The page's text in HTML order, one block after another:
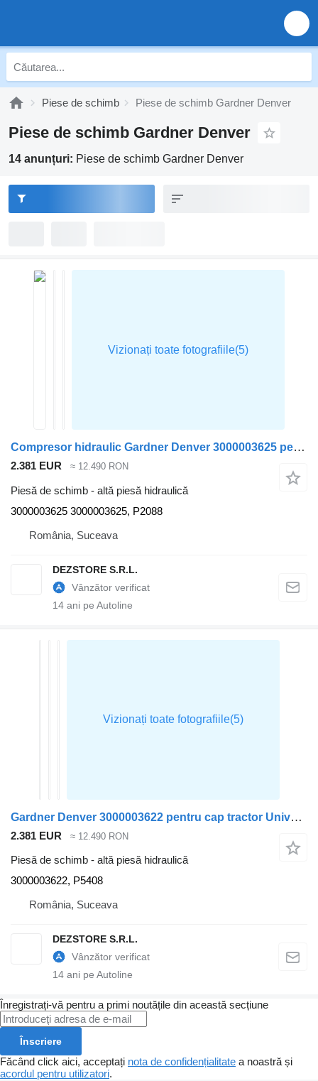
Piese de schimb Piese de schimb Gardner Denver
Piese de schimb Gardner Denver
14 anunțuri: Piese de schimb Gardner Denver
Compresor hidraulic Gardner Denver 3000003625 pentru cap tractor MAN TGX
2.381 EUR ≈ 12.490 RON
Piesă de schimb - altă piesă hidraulică
3000003625 3000003625, P2088
România, Suceava
DEZSTORE S.R.L.
14 ani pe Autoline
Gardner Denver 3000003622 pentru cap tractor Universal
2.381 EUR ≈ 12.490 RON
Piesă de schimb - altă piesă hidraulică
3000003622, P5408
România, Suceava
DEZSTORE S.R.L.
14 ani pe Autoline
Înregistrați-vă pentru a primi noutățile din această secțiune
Înscriere
Făcând click aici, acceptați nota de confidențialitate a noastră și
acordul pentru utilizatori.